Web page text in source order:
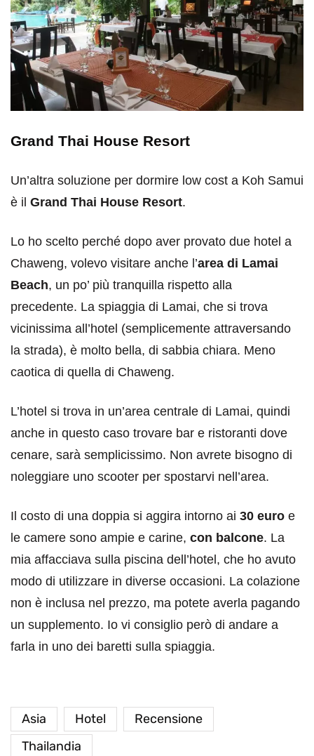
Grand Thai House Resort
Un’altra soluzione per dormire low cost a Koh Samui
è il Grand Thai House Resort.
Lo ho scelto perché dopo aver provato due hotel a
Chaweng, volevo visitare anche l’area di Lamai
Beach, un po’ più tranquilla rispetto alla
precedente. La spiaggia di Lamai, che si trova
vicinissima all’hotel (semplicemente attraversando
la strada), è molto bella, di sabbia chiara. Meno
caotica di quella di Chaweng.
L’hotel si trova in un’area centrale di Lamai, quindi
anche in questo caso trovare bar e ristoranti dove
cenare, sarà semplicissimo. Non avrete bisogno di
noleggiare uno scooter per spostarvi nell’area.
Il costo di una doppia si aggira intorno ai 30 euro e
le camere sono ampie e carine, con balcone. La
mia affacciava sulla piscina dell’hotel, che ho avuto
modo di utilizzare in diverse occasioni. La colazione
non è inclusa nel prezzo, ma potete averla pagando
un supplemento. Io vi consiglio però di andare a
farla in uno dei baretti sulla spiaggia.
Asia Hotel
Recensione
Thailandia